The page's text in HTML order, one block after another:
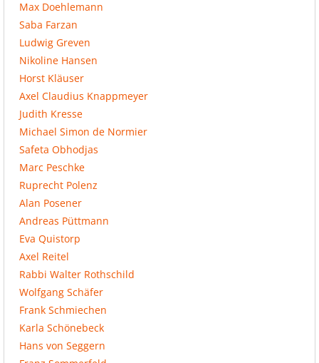
Max Doehlemann
Saba Farzan
Ludwig Greven
Nikoline Hansen
Horst Kläuser
Axel Claudius Knappmeyer
Judith Kresse
Michael Simon de Normier
Safeta Obhodjas
Marc Peschke
Ruprecht Polenz
Alan Posener
Andreas Püttmann
Eva Quistorp
Axel Reitel
Rabbi Walter Rothschild
Wolfgang Schäfer
Frank Schmiechen
Karla Schönebeck
Hans von Seggern